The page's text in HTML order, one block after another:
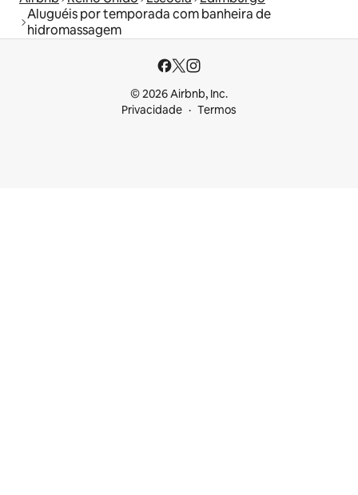
Aluguéis por temporada com banheira de
hidromassagem
© 2026 Airbnb, Inc.
Privacidade
Termos